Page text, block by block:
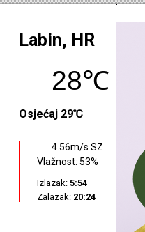
Poreč, HR
29℃
Osjećaj 28℃
2.53m/s SI
Vlažnost: 43%
Izlazak: 5:55
Zalazak: 20:27